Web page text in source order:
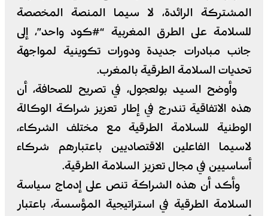
المشتركة الرائدة، لا سيما المنصة المخصصة
للسلامة على الطرق المغربية “#كود واحد”، إلى
جانب مبادرات جديدة ودورات تكوينية لمواجهة
تحديات السلامة الطرقية بالمغرب.
وأوضح السيد بولعجول، في تصريح للصحافة، أن
هذه الاتفاقية تندرج في إطار تعزيز شراكة الوكالة
الوطنية للسلامة الطرقية مع مختلف الشركاء،
لاسيما الفاعلين الاقتصاديين باعتبارهم شركاء
أساسيين في مجال تعزيز السلامة الطرقية.
وأكد أن هذه الشراكة تنص على إدماج سياسة
السلامة الطرقية في استراتيجية المؤسسة، باعتبار